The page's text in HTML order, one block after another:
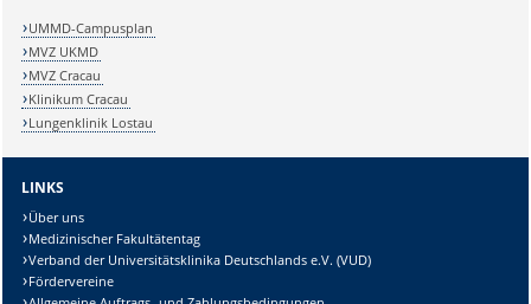
UMMD-Campusplan
MVZ UKMD
MVZ Cracau
Klinikum Cracau
Lungenklinik Lostau
LINKS
Über uns
Medizinischer Fakultätentag
Verband der Universitätsklinika Deutschlands e.V. (VUD)
Fördervereine